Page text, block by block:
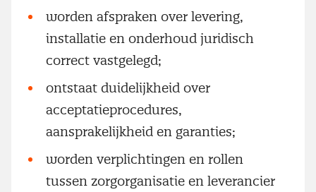
worden afspraken over levering,
installatie en onderhoud juridisch
correct vastgelegd;
ontstaat duidelijkheid over
acceptatieprocedures,
aansprakelijkheid en garanties;
worden verplichtingen en rollen
tussen zorgorganisatie en leverancier